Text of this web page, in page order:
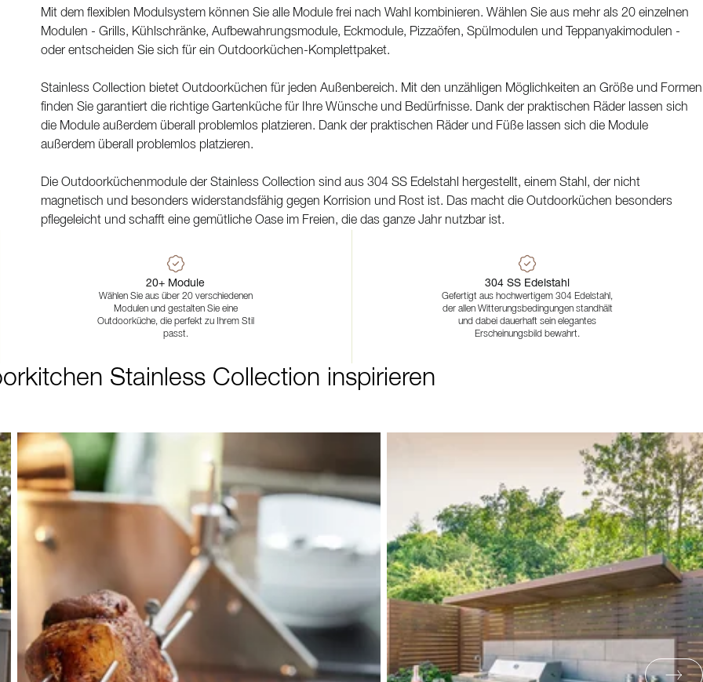
Mit dem flexiblen Modulsystem können Sie alle Module frei nach Wahl kombinieren. Wählen Sie aus mehr als 20 einzelnen
Modulen - Grills, Kühlschränke, Aufbewahrungsmodule, Eckmodule, Pizzaöfen, Spülmodulen und Teppanyakimodulen -
oder entscheiden Sie sich für ein Outdoorküchen-Komplettpaket.
Stainless Collection bietet Outdoorküchen für jeden Außenbereich. Mit den unzähligen Möglichkeiten an Größe und Formen
finden Sie garantiert die richtige Gartenküche für Ihre Wünsche und Bedürfnisse. Dank der praktischen Räder lassen sich
die Module außerdem überall problemlos platzieren. Dank der praktischen Räder und Füße lassen sich die Module
außerdem überall problemlos platzieren.
Die Outdoorküchenmodule der Stainless Collection sind aus 304 SS Edelstahl hergestellt, einem Stahl, der nicht
magnetisch und besonders widerstandsfähig gegen Korrision und Rost ist. Das macht die Outdoorküchen besonders
pflegeleicht und schafft eine gemütliche Oase im Freien, die das ganze Jahr nutzbar ist.
20+ Module
Wählen Sie aus über 20 verschiedenen
Modulen und gestalten Sie eine
Outdoorküche, die perfekt zu Ihrem Stil
passt.
304 SS Edelstahl
Gefertigt aus hochwertigem 304 Edelstahl,
der allen Witterungsbedingungen standhält
und dabei dauerhaft sein elegantes
Erscheinungsbild bewahrt.
Stainless Collection inspirieren